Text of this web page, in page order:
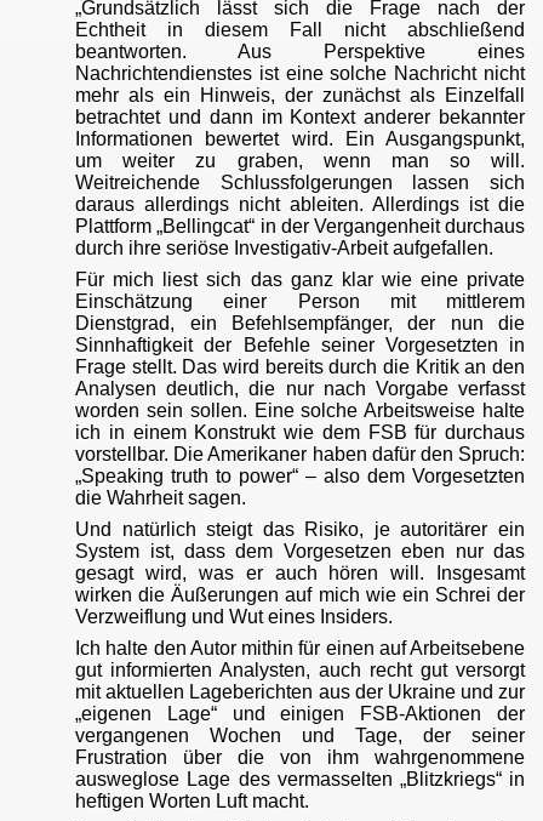
„Grundsätzlich lässt sich die Frage nach der
Echtheit in diesem Fall nicht abschließend
beantworten. Aus Perspektive eines
Nachrichtendienstes ist eine solche Nachricht nicht
mehr als ein Hinweis, der zunächst als Einzelfall
betrachtet und dann im Kontext anderer bekannter
Informationen bewertet wird. Ein Ausgangspunkt,
um weiter zu graben, wenn man so will.
Weitreichende Schlussfolgerungen lassen sich
daraus allerdings nicht ableiten. Allerdings ist die
Plattform „Bellingcat“ in der Vergangenheit durchaus
durch ihre seriöse Investigativ-Arbeit aufgefallen.
Für mich liest sich das ganz klar wie eine private
Einschätzung einer Person mit mittlerem
Dienstgrad, ein Befehlsempfänger, der nun die
Sinnhaftigkeit der Befehle seiner Vorgesetzten in
Frage stellt. Das wird bereits durch die Kritik an den
Analysen deutlich, die nur nach Vorgabe verfasst
worden sein sollen. Eine solche Arbeitsweise halte
ich in einem Konstrukt wie dem FSB für durchaus
vorstellbar. Die Amerikaner haben dafür den Spruch:
„Speaking truth to power“ – also dem Vorgesetzten
die Wahrheit sagen.
Und natürlich steigt das Risiko, je autoritärer ein
System ist, dass dem Vorgesetzen eben nur das
gesagt wird, was er auch hören will. Insgesamt
wirken die Äußerungen auf mich wie ein Schrei der
Verzweiflung und Wut eines Insiders.
Ich halte den Autor mithin für einen auf Arbeitsebene
gut informierten Analysten, auch recht gut versorgt
mit aktuellen Lageberichten aus der Ukraine und zur
„eigenen Lage“ und einigen FSB-Aktionen der
vergangenen Wochen und Tage, der seiner
Frustration über die von ihm wahrgenommene
ausweglose Lage des vermasselten „Blitzkriegs“ in
heftigen Worten Luft macht.